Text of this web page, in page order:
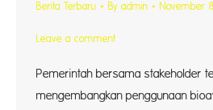
Berita Terbaru By admin November
Leave a comment
Pemerintah bersama stakeholder
mengembangkan penggunaan